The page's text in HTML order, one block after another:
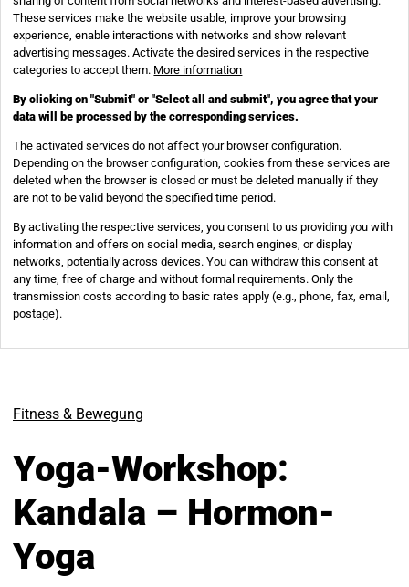
Fitness & Bewegung
Yoga-Workshop:
Kandala – Hormon-
Yoga